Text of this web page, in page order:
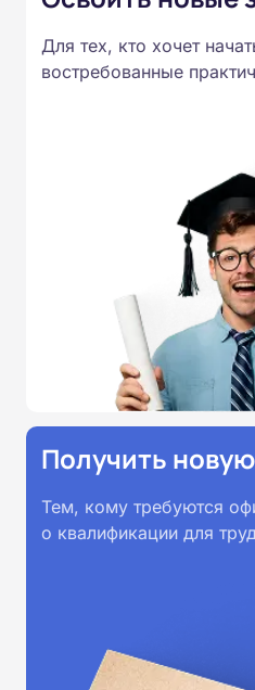
Для тех, кто хочет
востребованные
Получить
Тем, кому требуются
о квалификации для